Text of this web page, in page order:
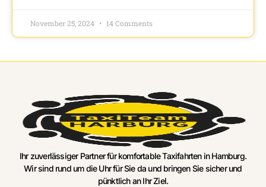
November 25, 2024 14 Comments
Ihr zuverlässiger Partner für komfortable Taxifahrten in Hamburg.
Wir sind rund um die Uhr für Sie da und bringen Sie sicher und
pünktlich an Ihr Ziel.